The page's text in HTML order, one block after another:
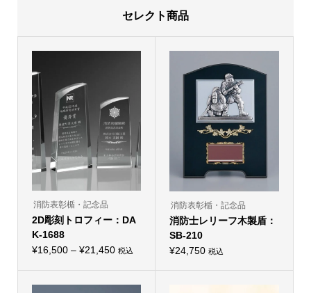
セレクト商品
消防表彰楯・記念品
2D彫刻トロフィー：DA
K-1688
¥16,500 – ¥21,450価税込
の
品
消防表彰楯・記念品
消防士レリーフ木製盾：
SB-210
¥24,750 税込